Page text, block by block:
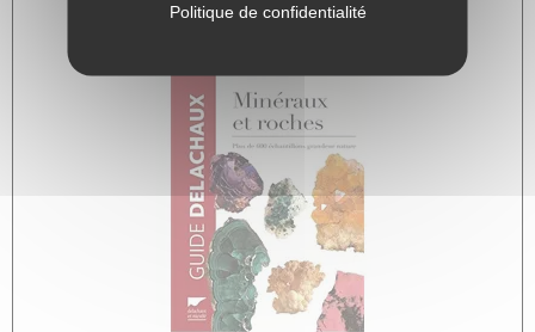
Politique de confidentialité